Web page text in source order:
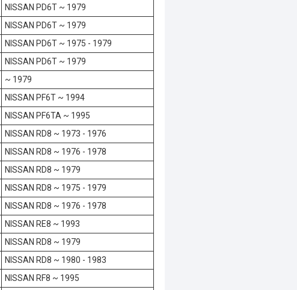
NISSAN PD6T ~ 1979
NISSAN PD6T ~ 1979
NISSAN PD6T ~ 1975 - 1979
NISSAN PD6T ~ 1979
~ 1979
NISSAN PF6T ~ 1994
NISSAN PF6TA ~ 1995
NISSAN RD8 ~ 1973 - 1976
NISSAN RD8 ~ 1976 - 1978
NISSAN RD8 ~ 1979
NISSAN RD8 ~ 1975 - 1979
NISSAN RD8 ~ 1976 - 1978
NISSAN RE8 ~ 1993
NISSAN RD8 ~ 1979
NISSAN RD8 ~ 1980 - 1983
NISSAN RF8 ~ 1995